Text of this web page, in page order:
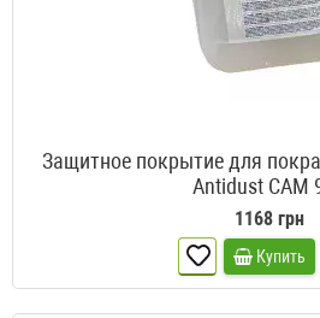
Защитное покрытие для
Antidust CAM
1168 грн
Купить